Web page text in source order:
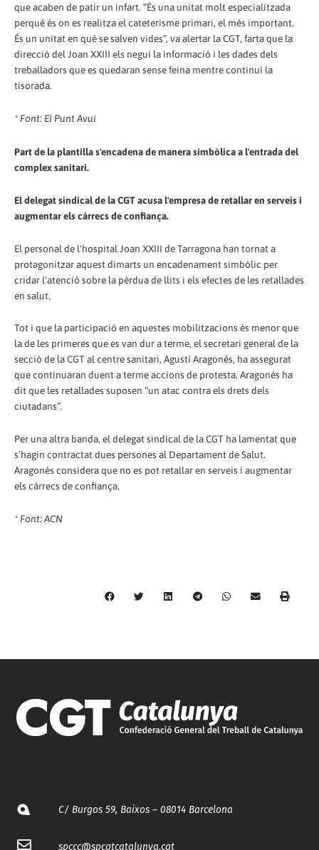
que acaben de patir un infart. “És una unitat molt especialitzada
perquè és on es realitza el cateterisme primari, el més important.
És un unitat en què se salven vides”, va alertar la CGT, farta que la
direcció del Joan XXIII els negui la informació i les dades dels
treballadors que es quedaran sense feina mentre continuï la
tisorada.
* Font: El Punt Avui
Part de la plantilla s'encadena de manera simbòlica a l'entrada del
complex sanitari.
El delegat sindical de la CGT acusa l'empresa de retallar en serveis i
augmentar els càrrecs de confiança.
El personal de l'hospital Joan XXIII de Tarragona han tornat a
protagonitzar aquest dimarts un encadenament simbòlic per
cridar l'atenció sobre la pèrdua de llits i els efectes de les retallades
en salut.
Tot i que la participació en aquestes mobilitzacions és menor que
la de les primeres que es van dur a terme, el secretari general de la
secció de la CGT al centre sanitari, Agustí Aragonès, ha assegurat
que continuaran duent a terme accions de protesta. Aragonès ha
dit que les retallades suposen “un atac contra els drets dels
ciutadans”.
Per una altra banda, el delegat sindical de la CGT ha lamentat que
s'hagin contractat dues persones al Departament de Salut.
Aragonès considera que no es pot retallar en serveis i augmentar
els càrrecs de confiança.
* Font: ACN
C/ Burgos 59, Baixos – 08014 Barcelona
spccc@spcgtcatalunya.cat